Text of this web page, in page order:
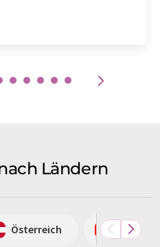
Ländern
Österreich Schweiz